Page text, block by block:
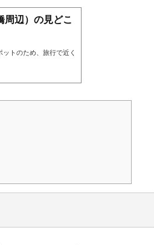
周辺）の見どこ
トのため、旅行で近く